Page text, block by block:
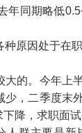
年同期略低
原因处于在
的。今年上
，二季度末
降，求职面试